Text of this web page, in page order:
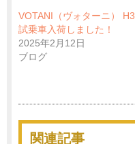
VOTANI（ヴォターニ） H3
試乗車入荷しました！
2025年2月12日
ブログ
関連記事